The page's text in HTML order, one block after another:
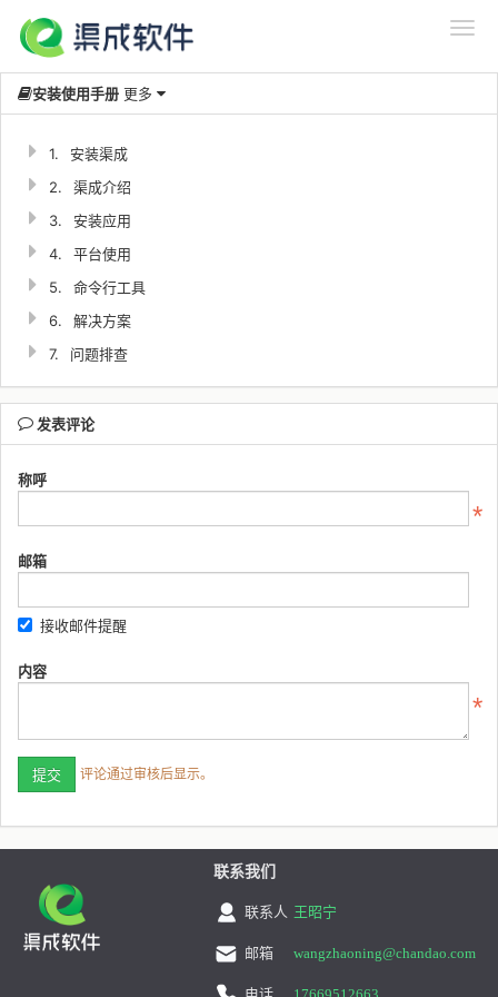
安装使用手册 更多
1.
安装渠成
2.
渠成介绍
3.
安装应用
4.
平台使用
5.
命令行工具
6.
解决方案
7.
问题排查
发表评论
称呼
邮箱
接收邮件提醒
内容
评论通过审核后显示。
联系我们
联系人 王昭宁
邮箱 wangzhaoning@chandao.com
电话 17669512663